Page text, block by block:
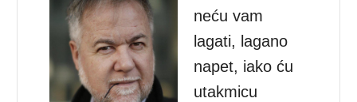
neću vam
lagati, lagano
napet, iako ću
utakmicu